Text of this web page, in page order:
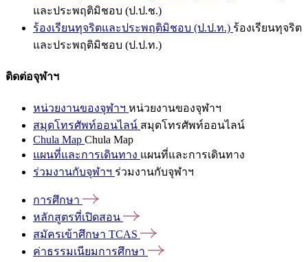
และประพฤติมิชอบ (ป.ป.ช.)
ร้องเรียนทุจริตและประพฤติมิชอบ (ป.ป.ท.) ร้องเรียนทุจริต
และประพฤติมิชอบ (ป.ป.ท.)
ติดต่อจุฬาฯ
หน่วยงานของจุฬาฯ หน่วยงานของจุฬาฯ
สมุดโทรศัพท์ออนไลน์ สมุดโทรศัพท์ออนไลน์
Chula Map Chula Map
แผนที่และการเดินทาง แผนที่และการเดินทาง
ร่วมงานกับจุฬาฯ ร่วมงานกับจุฬาฯ
การศึกษา
หลักสูตรที่เปิดสอน
สมัครเข้าศึกษา TCAS
ค่าธรรมเนียมการศึกษา